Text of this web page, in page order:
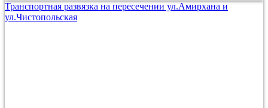
Транспортная развязка на пересечении ул.Амирхана и
ул.Чистопольская